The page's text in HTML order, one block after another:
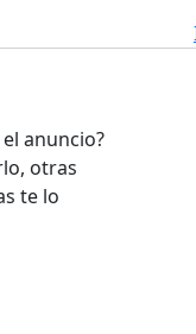
anuncio?
otras
te lo